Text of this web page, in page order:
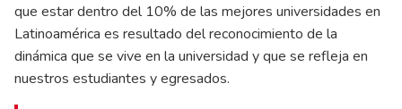
que estar dentro del 10% de las mejores universidades en
Latinoamérica es resultado del reconocimiento de la
dinámica que se vive en la universidad y que se refleja en
nuestros estudiantes y egresados.